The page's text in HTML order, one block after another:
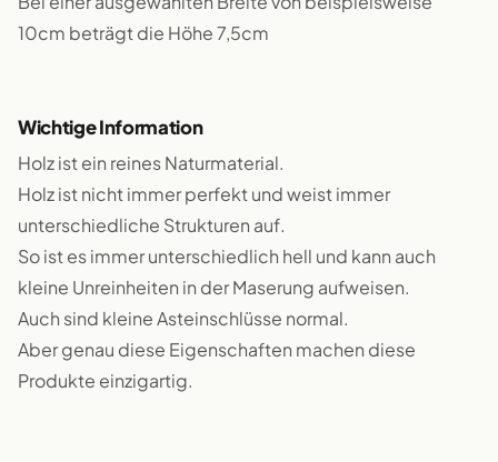
10cm beträgt die Höhe 7,5cm
Wichtige Information
Holz ist ein reines Naturmaterial.
Holz ist nicht immer perfekt und weist immer
unterschiedliche Strukturen auf.
So ist es immer unterschiedlich hell und kann auch
kleine Unreinheiten in der Maserung aufweisen.
Auch sind kleine Asteinschlüsse normal.
Aber genau diese Eigenschaften machen diese
Produkte einzigartig.